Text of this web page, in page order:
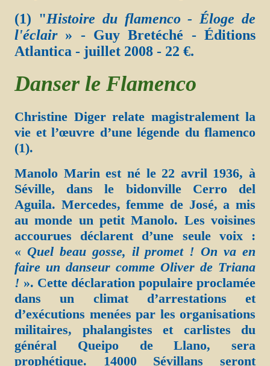
(1) "Histoire du flamenco - Éloge de
l'éclair » - Guy Bretéché - Éditions
Atlantica - juillet 2008 - 22 €.
Danser le Flamenco
Christine Diger relate magistralement la
vie et l’œuvre d’une légende du flamenco
(1).
Manolo Marin est né le 22 avril 1936, à
Séville, dans le bidonville Cerro del
Aguila. Mercedes, femme de José, a mis
au monde un petit Manolo. Les voisines
accourues déclarent d’une seule voix :
« Quel beau gosse, il promet ! On va en
faire un danseur comme Oliver de Triana
! ». Cette déclaration populaire proclamée
dans un climat d’arrestations et
d’exécutions menées par les organisations
militaires, phalangistes et carlistes du
général Queipo de Llano, sera
prophétique. 14000 Sévillans seront